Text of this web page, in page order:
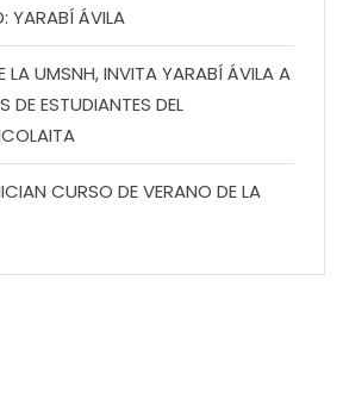
YARABÍ ÁVILA
LA UMSNH, INVITA YARABÍ ÁVILA A
DE ESTUDIANTES DEL
CURSO DE VERANO DE LA